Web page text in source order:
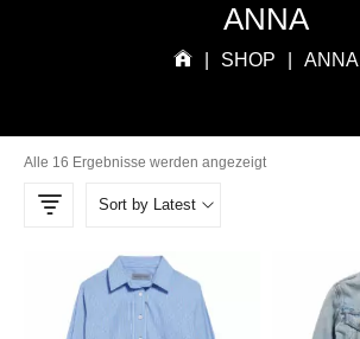
ANNA
SHOP ANNA
Alle 16 Ergebnisse werden angezeigt
Sort by Latest